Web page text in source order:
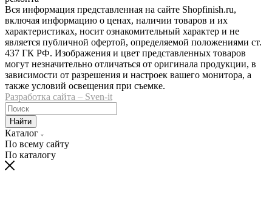
Вся информация представленная на сайте Shopfinish.ru,
включая информацию о ценах, наличии товаров и их
характеристиках, носит ознакомительный характер и не
является публичной офертой, определяемой положениями ст.
437 ГК РФ. Изображения и цвет представленных товаров
могут незначительно отличаться от оригинала продукции, в
зависимости от разрешения и настроек вашего монитора, а
также условий освещения при съемке.
Разработка сайта – Sven-it
Найти
Каталог
По всему сайту
По каталогу